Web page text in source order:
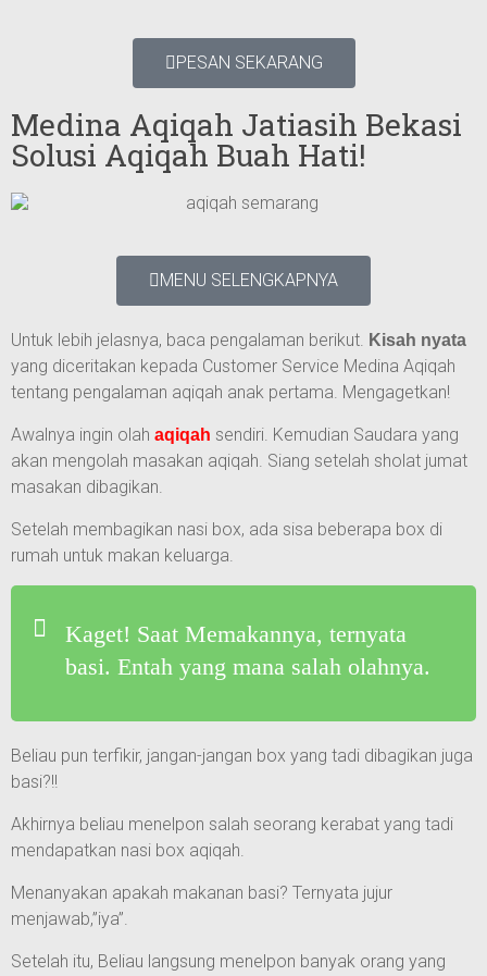
PESAN SEKARANG
Medina Aqiqah Jatiasih Bekasi
Solusi Aqiqah Buah Hati!
MENU SELENGKAPNYA
Untuk lebih jelasnya, baca pengalaman berikut. Kisah nyata
yang diceritakan kepada Customer Service Medina Aqiqah
tentang pengalaman aqiqah anak pertama. Mengagetkan!
Awalnya ingin olah aqiqah sendiri. Kemudian Saudara yang
akan mengolah masakan aqiqah. Siang setelah sholat jumat
masakan dibagikan.
Setelah membagikan nasi box, ada sisa beberapa box di
rumah untuk makan keluarga.
Kaget! Saat Memakannya, ternyata
basi. Entah yang mana salah olahnya.
Beliau pun terfikir, jangan-jangan box yang tadi dibagikan juga
basi?!!
Akhirnya beliau menelpon salah seorang kerabat yang tadi
mendapatkan nasi box aqiqah.
Menanyakan apakah makanan basi? Ternyata jujur
menjawab,”iya”.
Setelah itu, Beliau langsung menelpon banyak orang yang